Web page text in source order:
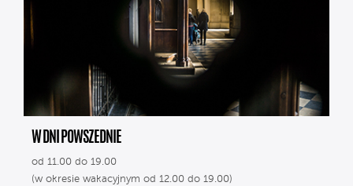
W DNI POWSZEDNIE
od 11.00 do 19.00
(w okresie wakacyjnym od 12.00 do 19.00)